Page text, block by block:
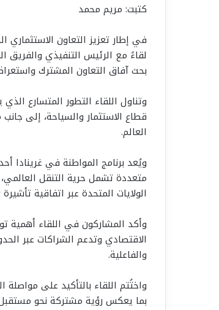
كتبت: مريم محمد
في إطار تعزيز التعاون الاستثماري
لقاءً مع الرئيس التنفيذي
بحث آفاق التعاون المشترك
وتناول اللقاء التطور المتسارع
قطاع الاستثمار والسياحة، إلى
العالم.
ويُعد برنامج المواطنة في غرينادا
متعددة تشمل حرية التنقل
الولايات المتحدة عبر اتفاقية تأشيرة E-2، ما يعزز من جاذبيته على مستوى المستثمرين الدوليين.
وأكد المشاركون في اللقاء أهمية
الاقتصادي وتدعم الشراكات عبر
والفاعلية.
واختُتم اللقاء بالتأكيد على
بما يعكس رؤية مشتركة نحو مستقبل